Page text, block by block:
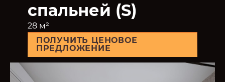
спальней (S)
28 м²
ПОЛУЧИТЬ ЦЕНОВОЕ
ПРЕДЛОЖЕНИЕ